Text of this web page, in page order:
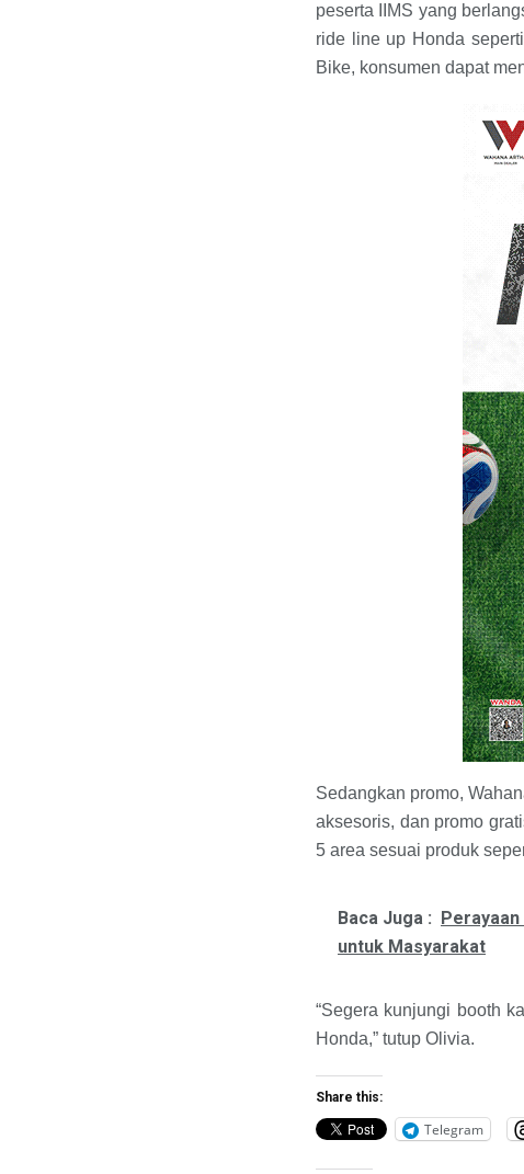
peserta IIMS yang
ride line up Honda
Bike, konsumen dapat
Sedangkan promo,
aksesoris, dan promo
5 area sesuai produk
Baca Juga :
untuk Masyarakat
“Segera kunjungi booth
Honda,” tutup Olivia.
Share this:
Telegram